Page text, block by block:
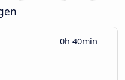
0h 40min